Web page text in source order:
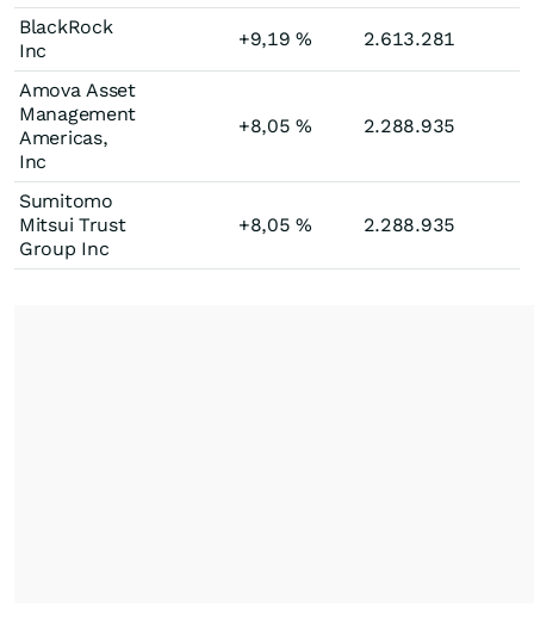
BlackRock
Inc
+9,19% 2.613.281
Amova Asset
Management
Americas,
Inc
+8,05% 2.288.935
Sumitomo
Mitsui Trust
Group Inc
+8,05% 2.288.935